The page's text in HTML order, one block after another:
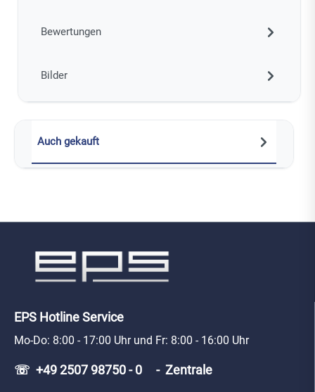
Bewertungen
Bilder
Auch gekauft
EPS Hotline Service
Mo-Do: 8:00 - 17:00 Uhr und Fr: 8:00 - 16:00 Uhr
☏ +49 2507 98750 - 0 - Zentrale